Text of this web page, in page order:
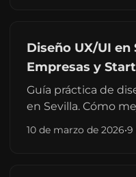
Diseño UX/UI en
Empresas y
Guía práctica de
en Sevilla. Cómo
consultor y aplicar
10 de marzo de 2026•9